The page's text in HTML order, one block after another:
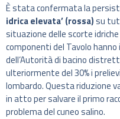
È stata confermata la
idrica elevata’ (rossa)su
situazione delle scorte
componenti del Tavolo
dell’Autorità di bacino
ulteriormente del 30% i
lombardo. Questa riduzione
in atto per salvare il primo
problema del cuneo salino.